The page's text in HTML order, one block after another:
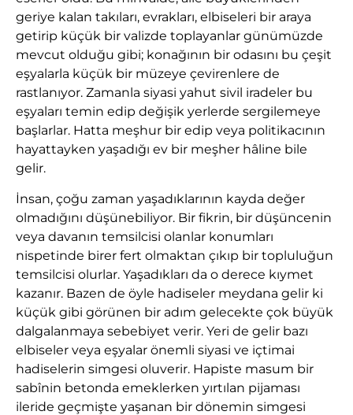
geriye kalan takıları, evrakları, elbiseleri bir araya
getirip küçük bir valizde toplayanlar günümüzde
mevcut olduğu gibi; konağının bir odasını bu çeşit
eşyalarla küçük bir müzeye çevirenlere de
rastlanıyor. Zamanla siyasi yahut sivil iradeler bu
eşyaları temin edip değişik yerlerde sergilemeye
başlarlar. Hatta meşhur bir edip veya politikacının
hayattayken yaşadığı ev bir meşher hâline bile
gelir.
İnsan, çoğu zaman yaşadıklarının kayda değer
olmadığını düşünebiliyor. Bir fikrin, bir düşüncenin
veya davanın temsilcisi olanlar konumları
nispetinde birer fert olmaktan çıkıp bir topluluğun
temsilcisi olurlar. Yaşadıkları da o derece kıymet
kazanır. Bazen de öyle hadiseler meydana gelir ki
küçük gibi görünen bir adım gelecekte çok büyük
dalgalanmaya sebebiyet verir. Yeri de gelir bazı
elbiseler veya eşyalar önemli siyasi ve içtimai
hadiselerin simgesi oluverir. Hapiste masum bir
sabînin betonda emeklerken yırtılan pijaması
ileride geçmişte yaşanan bir dönemin simgesi